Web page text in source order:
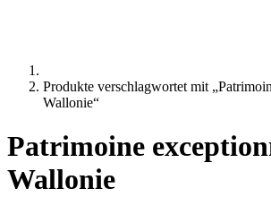
Produkte verschlagwortet mit
Wallonie“
Patrimoine
Wallonie